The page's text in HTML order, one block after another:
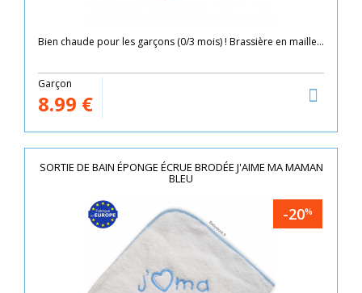
Bien chaude pour les garçons (0/3 mois) ! Brassière en maille...
Garçon
8.99 €
SORTIE DE BAIN ÉPONGE ÉCRUE BRODÉE J'AIME MA MAMAN
BLEU
-20%